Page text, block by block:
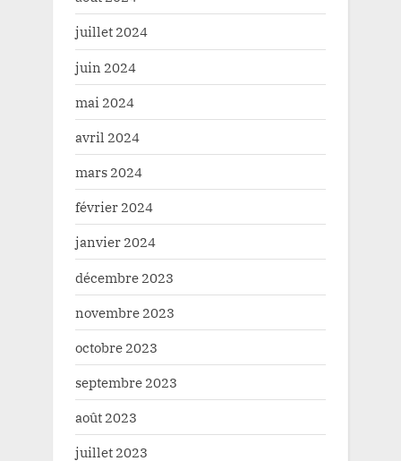
juillet 2024
juin 2024
mai 2024
avril 2024
mars 2024
février 2024
janvier 2024
décembre 2023
novembre 2023
octobre 2023
septembre 2023
août 2023
juillet 2023